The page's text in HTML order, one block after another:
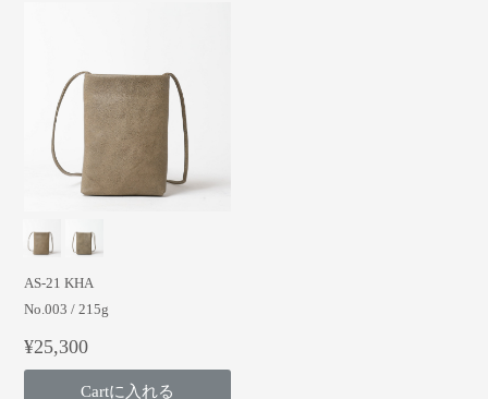
AS-21 KHA
No.003 / 215g
¥25,300
Cartに入れる